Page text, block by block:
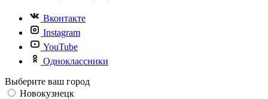
Вконтакте
Instagram
YouTube
Одноклассники
Выберите ваш город
Новокузнецк